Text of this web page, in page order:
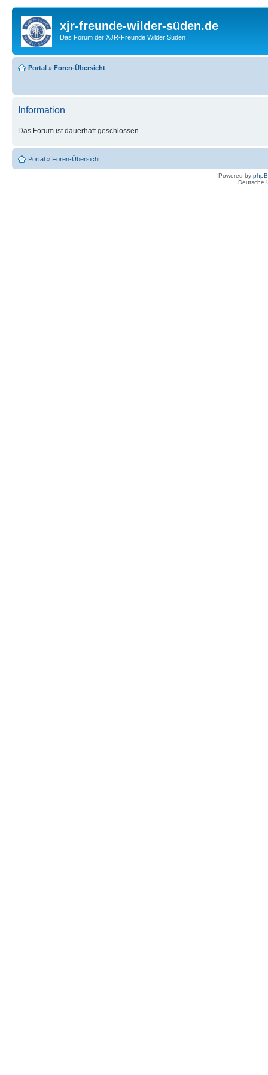
xjr-freunde-wilder-süden.de
Das Forum der XJR-Freunde Wilder Süden
Portal » Foren-Übersicht
Information
Das Forum ist dauerhaft geschlossen.
Portal » Foren-Übersicht
Powered by
Deutsche